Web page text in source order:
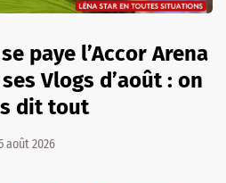
paye l’Accor Arena
Vlogs d’août : on
dit tout
août 2026